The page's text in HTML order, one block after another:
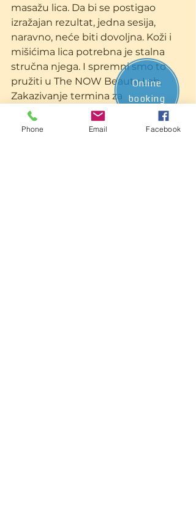
masažu lica. Da bi se postigao
izražajan rezultat, jedna sesija,
naravno, neće biti dovoljna. Koži i
mišićima lica potrebna je stalna
stručna njega. I spremni smo to
pružiti u The NOW Beauty Lab.
Zakazivanje termina za
konzultacije i procedure putem
obrasca online ili telefonom.
Phone Email Facebook
Online
booking